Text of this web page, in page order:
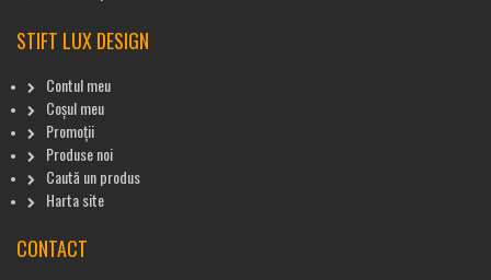
STIFT LUX DESIGN
Contul meu
Coșul meu
Promoții
Produse noi
Caută un produs
Harta site
CONTACT